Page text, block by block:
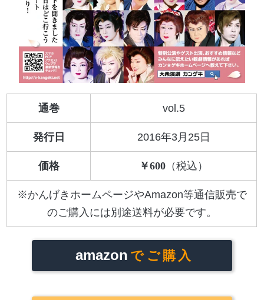
通巻 vol.5
発行日 2016年3月25日
価格 600
※かんげきホームページやAmazon等通信販売で
のご購入には別途送料が必要です。
amazon でご購入